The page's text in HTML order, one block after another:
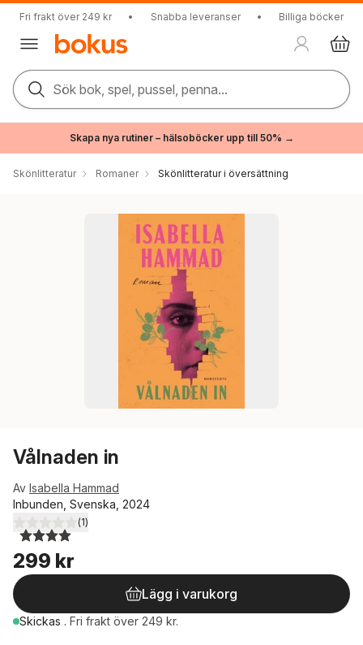
Fri frakt över 249 kr • Snabba leveranser • Billiga böcker
Sök bok, spel, pussel, penna...
Skapa nya rutiner – hälsoböcker upp till 50% →
Skönlitteratur Romaner Skönlitteratur i översättning
Vålnaden in
Av Isabella Hammad
Inbunden, Svenska, 2024
4,0utav 5 stjärnor. Totalt antal röster:
(1)
299 kr
Lägg i varukorg
Skickas . Fri frakt över 249 kr.